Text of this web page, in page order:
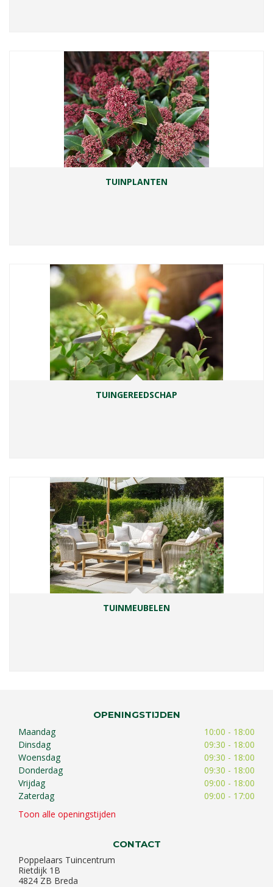
TUINPLANTEN
TUINGEREEDSCHAP
TUINMEUBELEN
OPENINGSTIJDEN
Maandag
10:00 - 18:00
Dinsdag
09:30 - 18:00
Woensdag
09:30 - 18:00
Donderdag
09:30 - 18:00
Vrijdag
09:00 - 18:00
Zaterdag
09:00 - 17:00
Toon alle openingstijden
CONTACT
Poppelaars Tuincentrum
Rietdijk 1B
4824 ZB Breda